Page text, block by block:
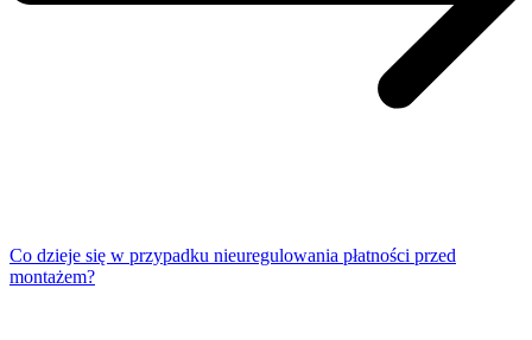
Co dzieje się w przypadku nieuregulowania płatności przed
montażem?